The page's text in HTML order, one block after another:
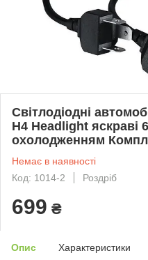
Світлодіодні
H4 Headlight яскраві
охолодженням
Немає в наявності
Код: 1014-2
Роздріб
699 ₴
Опис Характеристики